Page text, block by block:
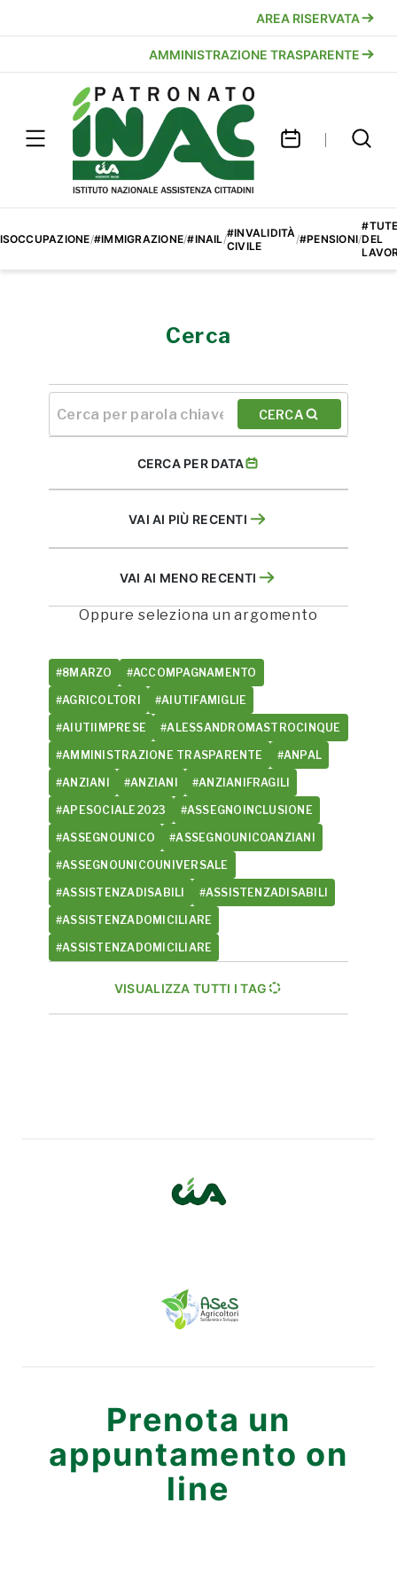
AREA RISERVATA
AMMINISTRAZIONE TRASPARENTE
/#IMMIGRAZIONE/#INAIL/#INVALIDITÀ
CIVILE
/#PENSIONI/DEL
Cerca
CERCA
CERCA PER DATA
VAI AI PIÙ RECENTI
VAI AI MENO RECENTI
Oppure seleziona un argomento
#8MARZO #ACCOMPAGNAMENTO
#AGRICOLTORI #AIUTIFAMIGLIE
#AIUTIIMPRESE #ALESSANDROMASTROCINQUE
#AMMINISTRAZIONE TRASPARENTE #ANPAL
#ANZIANI #ANZIANI #ANZIANIFRAGILI
#APESOCIALE2023 #ASSEGNOINCLUSIONE
#ASSEGNOUNICO #ASSEGNOUNICOANZIANI
#ASSEGNOUNICOUNIVERSALE
#ASSISTENZADISABILI #ASSISTENZADISABILI
#ASSISTENZADOMICILIARE
#ASSISTENZADOMICILIARE
VISUALIZZA TUTTI I TAG
Prenota un
appuntamento on
line